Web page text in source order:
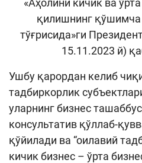
Кенгайтирилган
Сайт харитаси
қилишнинг қўшимча
тўғрисида»ги
15.11.2023 й)
Ушбу қарордан келиб
тадбиркорлик
уларнинг бизнес
консультатив қўллаб-
қўйилади ва “оилавий
кичик бизнес – ўрта